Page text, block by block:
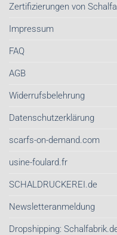
Zertifizierungen von
Impressum
FAQ
AGB
Widerrufsbelehrung
Datenschutzerklärung
scarfs-on-demand.com
usine-foulard.fr
SCHALDRUCKEREI.de
Newsletteranmeldung
Dropshipping: